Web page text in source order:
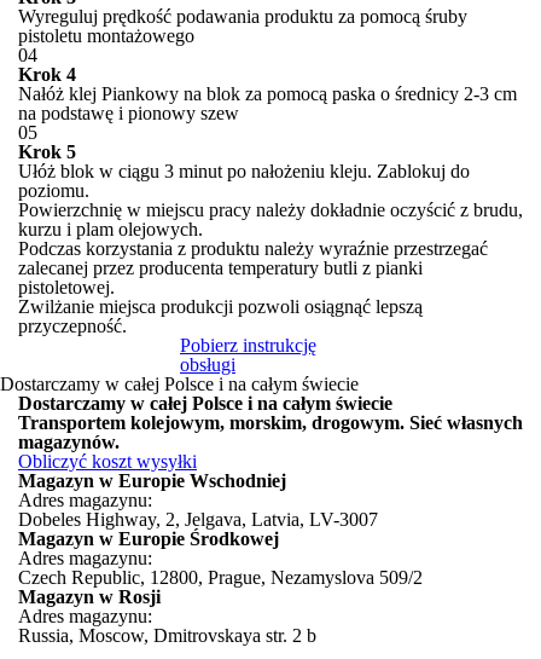
Wyreguluj prędkość podawania produktu za pomocą śruby
pistoletu montażowego
04
Krok 4
Nałóż klej Piankowy na blok za pomocą paska o średnicy 2-3 cm
na podstawę i pionowy szew
05
Krok 5
Ułóż blok w ciągu 3 minut po nałożeniu kleju. Zablokuj do
poziomu.
Powierzchnię w miejscu pracy należy dokładnie oczyścić z brudu,
kurzu i plam olejowych.
Podczas korzystania z produktu należy wyraźnie przestrzegać
zalecanej przez producenta temperatury butli z pianki
pistoletowej.
Zwilżanie miejsca produkcji pozwoli osiągnąć lepszą
przyczepność.
Pobierz instrukcję
obsługi
Dostarczamy w całej Polsce i na całym świecie
Dostarczamy w całej Polsce i na całym świecie
Transportem kolejowym, morskim, drogowym. Sieć własnych
magazynów.
Obliczyć koszt wysyłki
Magazyn w Europie Wschodniej
Adres magazynu:
Dobeles Highway, 2, Jelgava, Latvia, LV-3007
Magazyn w Europie Środkowej
Adres magazynu:
Czech Republic, 12800, Prague, Nezamyslova 509/2
Magazyn w Rosji
Adres magazynu:
Russia, Moscow, Dmitrovskaya str. 2 b